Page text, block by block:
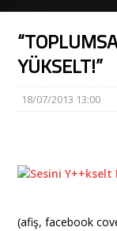
YÜKSELT!”
18/07/2013 13:00
(afiş, facebook